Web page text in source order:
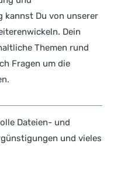
kannst Du von unserer
Dein
Themen rund
Fragen um die
Dateien- und
und vieles